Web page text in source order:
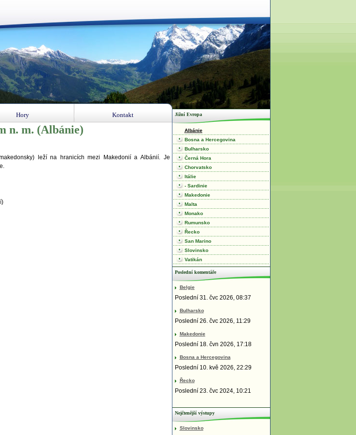
n. m. (Albánie)
leží na hranicích mezi Makedonií a Albánií. Je
Jižní Evropa
Albánie
Bosna a Hercegovina
Bulharsko
Černá Hora
Chorvatsko
Itálie
- Sardinie
Makedonie
Malta
Monako
Rumunsko
Řecko
San Marino
Slovinsko
Vatikán
Poslední komentáře
Belgie
Poslední 31. čvc 2026, 08:37
Bulharsko
Poslední 26. čvc 2026, 11:29
Makedonie
Poslední 18. čvn 2026, 17:18
Bosna a Hercegovina
Poslední 10. kvě 2026, 22:29
Řecko
Poslední 23. čvc 2024, 10:21
Nejčtenější výstupy
Slovinsko
Hory Kontakt